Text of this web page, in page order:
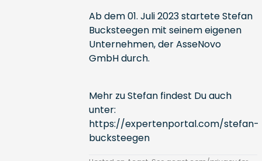
Ab dem 01. Juli 2023 startete Stefan
Bucksteegen mit seinem eigenen
Unternehmen, der AsseNovo
GmbH durch.
Mehr zu Stefan findest Du auch
unter:
https://expertenportal.com/stefan-
bucksteegen